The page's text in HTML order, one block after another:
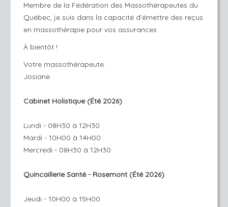
Membre de la Fédération des Massothérapeutes du
Québec, je suis dans la capacité d'émettre des reçus
en massothérapie pour vos assurances.
À bientôt !
Votre massothérapeute
Josiane
Cabinet Holistique (Été 2026)
Lundi - 08H30 à 12H30
Mardi - 10H00 à 14H00
Mercredi - 08H30 à 12H30
Quincaillerie Santé - Rosemont (Été 2026)
Jeudi - 10H00 à 15H00